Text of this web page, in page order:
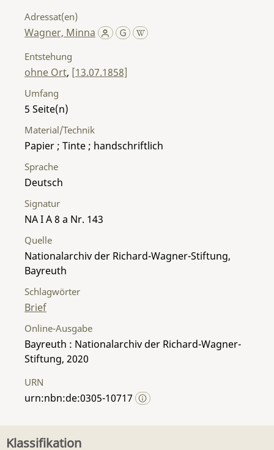
Adressat(en)
Wagner, Minna
Entstehung
ohne Ort, [13.07.1858]
Umfang
5
Material/Technik
Papier ; Tinte ; handschriftlich
Sprache
Deutsch
Signatur
NA I A 8 a Nr. 143
Quelle
Nationalarchiv der Richard-Wagner-Stiftung,
Bayreuth
Schlagwörter
Brief
Online-Ausgabe
Bayreuth : Nationalarchiv der Richard-Wagner-
Stiftung, 2020
URN
urn:nbn:de:0305-10717
Klassifikation